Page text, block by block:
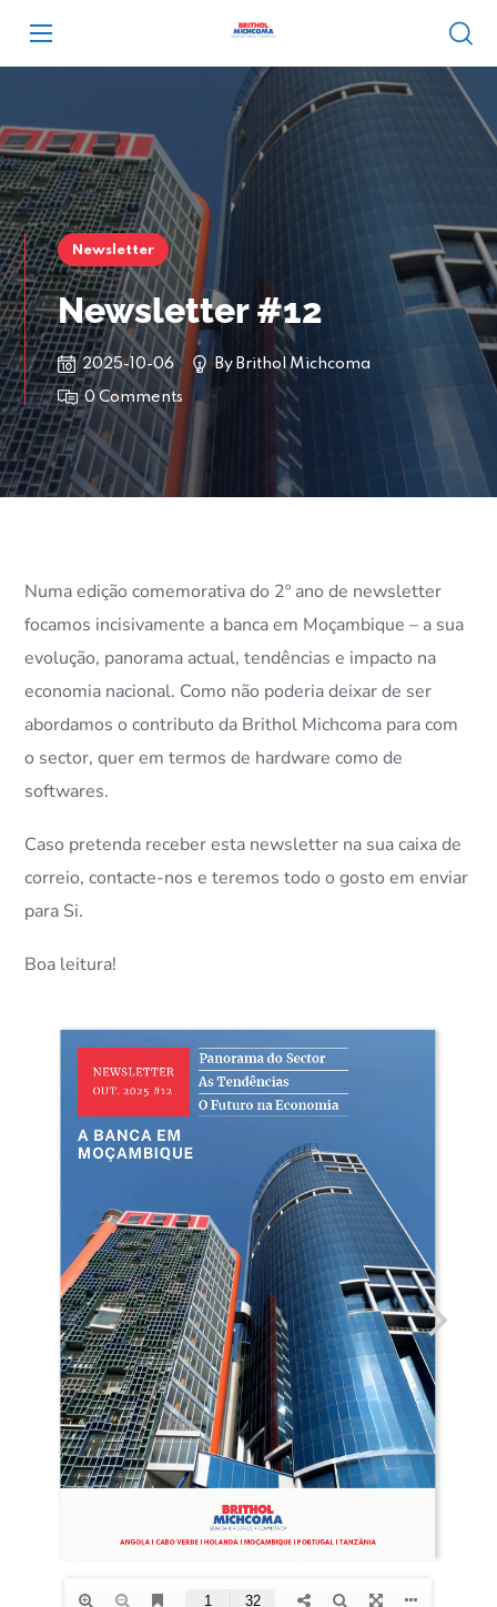
Newsletter
Newsletter #12
2025-10-06 By Brithol Michcoma
0 Comments
Numa edição comemorativa do 2º ano de newsletter
focamos incisivamente a banca em Moçambique – a sua
evolução, panorama actual, tendências e impacto na
economia nacional. Como não poderia deixar de ser
abordamos o contributo da Brithol Michcoma para com
o sector, quer em termos de hardware como de
softwares.
Caso pretenda receber esta newsletter na sua caixa de
correio, contacte-nos e teremos todo o gosto em enviar
para Si.
Boa leitura!